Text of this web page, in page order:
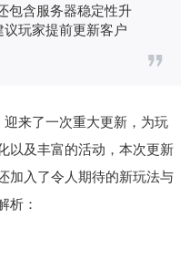
包含服务器稳定性升
玩家提前更新客户
来了一次重大更新，为玩
以及丰富的活动，本次更新
加入了令人期待的新玩法与
析：